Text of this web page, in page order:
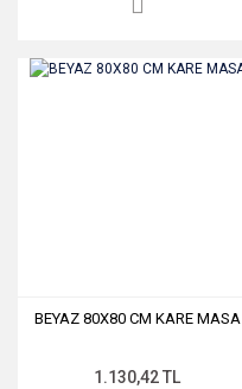
BEYAZ 80X80 CM KARE MASA
1.130,42 TL